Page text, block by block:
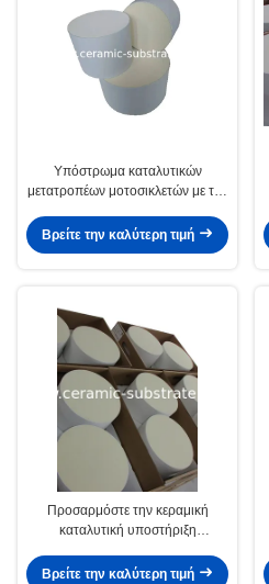
Υπόστρωμα καταλυτικών
μετατροπέων μοτοσικλετών με την
Βρείτε την καλύτερη τιμή
Προσαρμόστε την κεραμική
καταλυτική υποστήριξη
200 κυττάρων CPSI
Βρείτε την καλύτερη τιμή